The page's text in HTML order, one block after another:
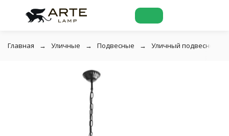
Главная Уличные Подвесные Уличный подвесной